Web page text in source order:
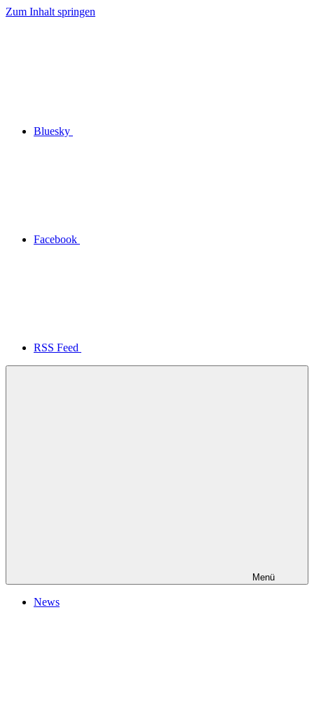
Zum Inhalt springen
Bluesky
Facebook
RSS Feed
Menü
News